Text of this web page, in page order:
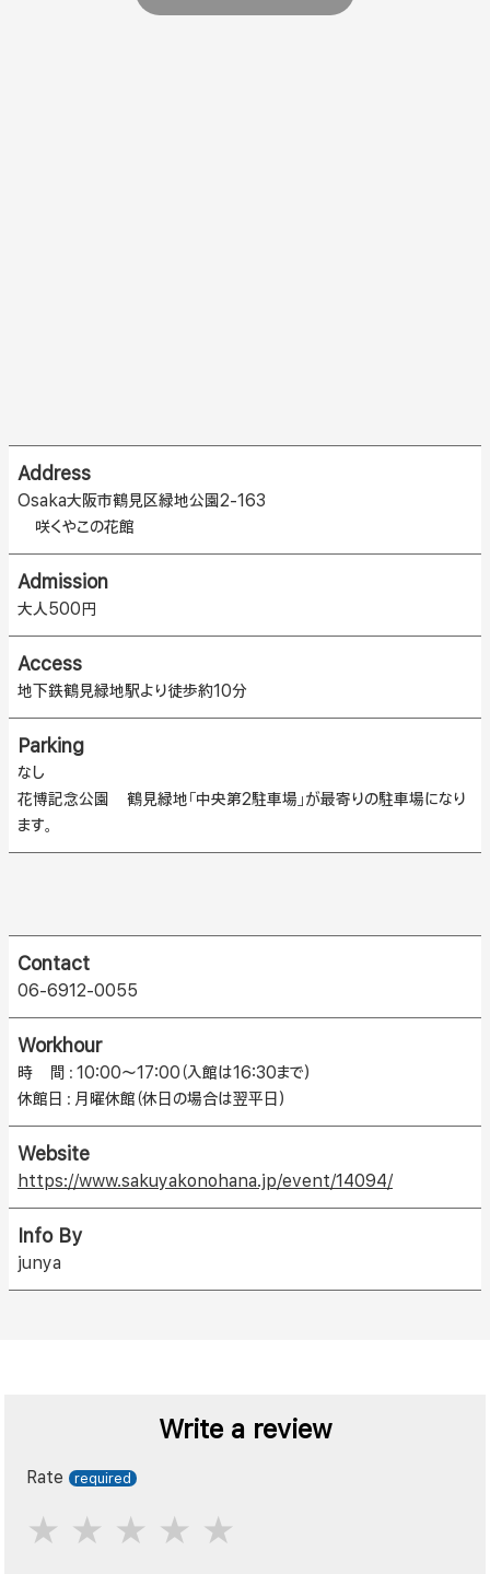
Address
Osaka大阪市鶴見区緑地公園2-163
咲くやこの花館
Admission
大人500円
Access
地下鉄鶴見緑地駅より徒歩約10分
Parking
なし
花博記念公園 鶴見緑地「中央第2駐車場」が最寄りの駐車場になり
ます。
Contact
06-6912-0055
Workhour
時 間：10:00〜17:00（入館は16:30まで）
休館日：月曜休館（休日の場合は翌平日）
Website
https://www.sakuyakonohana.jp/event/14094/
Info By
junya
Write a review
Rate